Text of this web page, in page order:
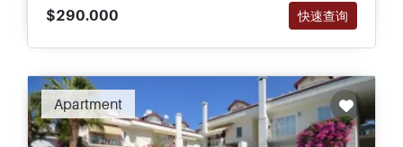
$290.000
快速查询
Apartment